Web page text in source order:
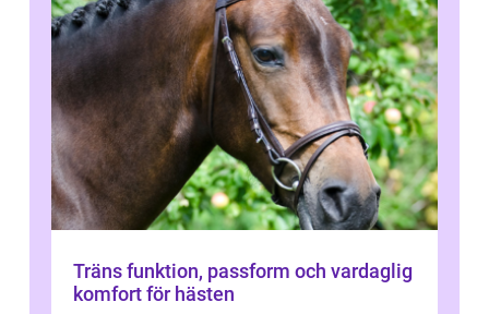
Träns funktion, passform och vardaglig
komfort för hästen